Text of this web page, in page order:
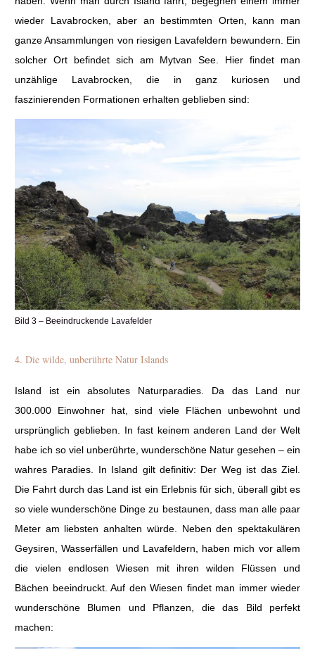
wieder Lavabrocken, aber an bestimmten Orten, kann man
ganze Ansammlungen von riesigen Lavafeldern bewundern. Ein
solcher Ort befindet sich am Mytvan See. Hier findet man
unzählige Lavabrocken, die in ganz kuriosen und
faszinierenden Formationen erhalten geblieben sind:
Bild 3 – Beeindruckende Lavafelder
4. Die wilde, unberührte Natur Islands
Island ist ein absolutes Naturparadies. Da das Land nur
300.000 Einwohner hat, sind viele Flächen unbewohnt und
ursprünglich geblieben. In fast keinem anderen Land der Welt
habe ich so viel unberührte, wunderschöne Natur gesehen – ein
wahres Paradies. In Island gilt definitiv: Der Weg ist das Ziel.
Die Fahrt durch das Land ist ein Erlebnis für sich, überall gibt es
so viele wunderschöne Dinge zu bestaunen, dass man alle paar
Meter am liebsten anhalten würde. Neben den spektakulären
Geysiren, Wasserfällen und Lavafeldern, haben mich vor allem
die vielen endlosen Wiesen mit ihren wilden Flüssen und
Bächen beeindruckt. Auf den Wiesen findet man immer wieder
wunderschöne Blumen und Pflanzen, die das Bild perfekt
machen: